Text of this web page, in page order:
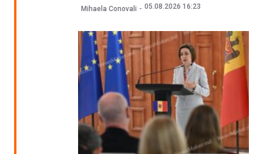
Mihaela Conovali 05.08.2026 16:23